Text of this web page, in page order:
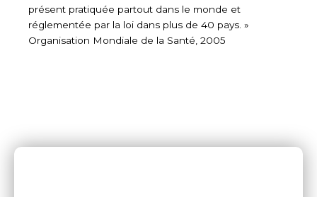
présent pratiquée partout dans le monde et
réglementée par la loi dans plus de 40 pays. »
Organisation Mondiale de la Santé, 2005